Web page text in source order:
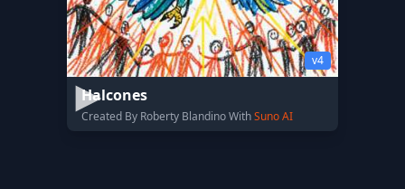
v4
Halcones
Created By Roberty Blandino WithSuno AI